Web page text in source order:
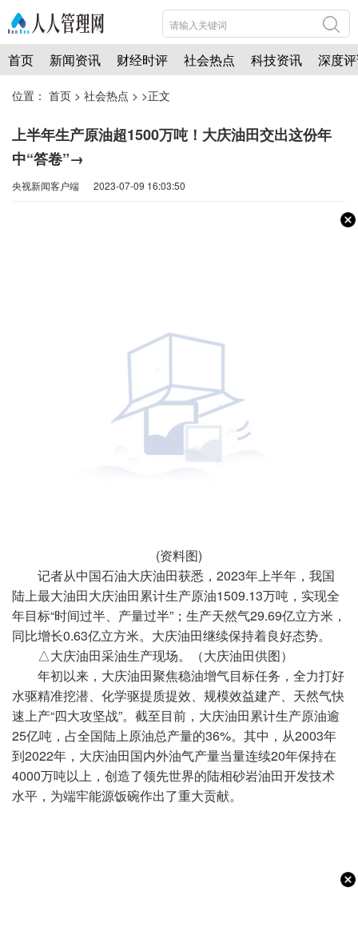
首页 新闻资讯 财经时评 社会热点 科技资讯 深度
位置： 首页 > 社会热点 > >正文
上半年生产原油超1500万吨！大庆油田交出这份年
中“答卷”→
央视新闻客户端 2023-07-09 16:03:50
(资料图)
记者从中国石油大庆油田获悉，2023年上半年，我国
陆上最大油田大庆油田累计生产原油1509.13万吨，实现全
年目标“时间过半、产量过半”；生产天然气29.69亿立方米，
同比增长0.63亿立方米。大庆油田继续保持着良好态势。
△大庆油田采油生产现场。（大庆油田供图）
年初以来，大庆油田聚焦稳油增气目标任务，全力打好
水驱精准挖潜、化学驱提质提效、规模效益建产、天然气快
速上产“四大攻坚战”。截至目前，大庆油田累计生产原油逾
25亿吨，占全国陆上原油总产量的36%。其中，从2003年
到2022年，大庆油田国内外油气产量当量连续20年保持在
4000万吨以上，创造了领先世界的陆相砂岩油田开发技术
水平，为端牢能源饭碗作出了重大贡献。